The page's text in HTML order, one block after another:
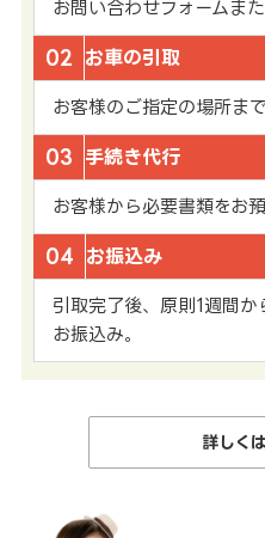
お問い合わせフォームま
02 お車の引取
お客様のご指定の場所ま
03 手続き代行
お客様から必要書類をお
04 お振込み
引取完了後、原則1週間
お振込み。
詳しく